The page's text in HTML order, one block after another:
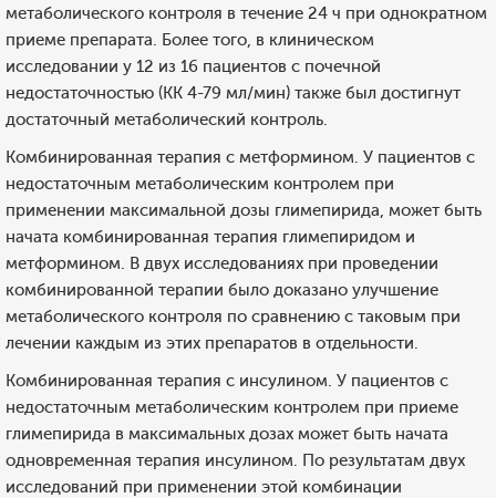
метаболического контроля в течение 24 ч при однократном
приеме препарата. Более того, в клиническом
исследовании у 12 из 16 пациентов с почечной
недостаточностью (КК 4-79 мл/мин) также был достигнут
достаточный метаболический контроль.
Комбинированная терапия с метформином. У пациентов с
недостаточным метаболическим контролем при
применении максимальной дозы глимепирида, может быть
начата комбинированная терапия глимепиридом и
метформином. В двух исследованиях при проведении
комбинированной терапии было доказано улучшение
метаболического контроля по сравнению с таковым при
лечении каждым из этих препаратов в отдельности.
Комбинированная терапия с инсулином. У пациентов с
недостаточным метаболическим контролем при приеме
глимепирида в максимальных дозах может быть начата
одновременная терапия инсулином. По результатам двух
исследований при применении этой комбинации